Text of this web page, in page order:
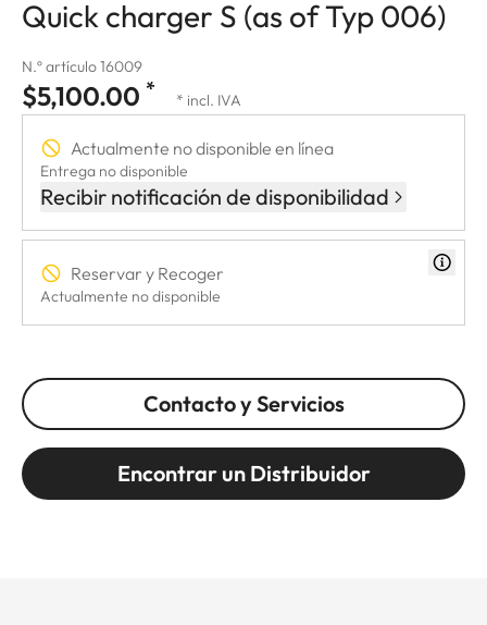
Quick charger S (as of Typ 006)
N.º artículo 16009
$5,100.00 * * incl. IVA
Actualmente no disponible en línea
Entrega no disponible
Recibir notificación de disponibilidad
Reservar y Recoger
Actualmente no disponible
Contacto y Servicios
Encontrar un Distribuidor